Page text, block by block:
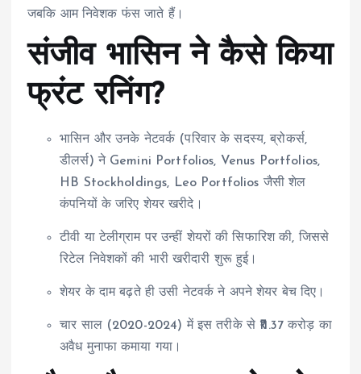
जबकि आम निवेशक फंस जाते हैं।
संजीव भासिन ने कैसे किया
फ्रंट रनिंग?
भासिन और उनके नेटवर्क (परिवार के सदस्य, ब्रोकर्स,
डीलर्स) ने Gemini Portfolios, Venus Portfolios,
HB Stockholdings, Leo Portfolios जैसी शेल
कंपनियों के जरिए शेयर खरीदे।
टीवी या टेलीग्राम पर उन्हीं शेयरों की सिफारिश की, जिससे
रिटेल निवेशकों की भारी खरीदारी शुरू हुई।
शेयर के दाम बढ़ते ही उसी नेटवर्क ने अपने शेयर बेच दिए।
चार साल (2020-2024) में इस तरीके से ₹11.37 करोड़ का
अवैध मुनाफा कमाया गया।